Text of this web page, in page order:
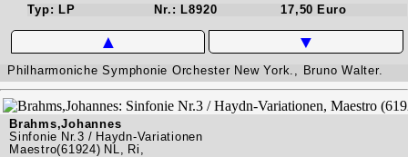
Typ: LP
Nr.: L8920 17,50 Euro
▲ ▼
Philharmoniche Symphonie Orchester New York., Bruno Walter.
Brahms,Johannes
Sinfonie Nr.3 / Haydn-Variationen
Maestro(61924) NL, Ri,